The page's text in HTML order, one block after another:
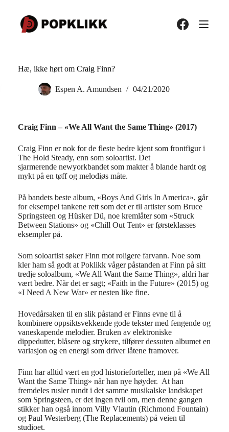
innholdet
Hæ, ikke hørt om Craig Finn?
Espen A. Amundsen 04/21/2020
Craig Finn – «We All Want the Same Thing» (2017)
Craig Finn er nok for de fleste bedre kjent som frontfigur i
The Hold Steady, enn som soloartist. Det
sjarmerende newyorkbandet som makter å blande hardt og
mykt på en tøff og melodiøs måte.
På bandets beste album, «Boys And Girls In America», går
for eksempel tankene rett som det er til artister som Bruce
Springsteen og Hüsker Dü, noe kremlåter som «Struck
Between Stations» og «Chill Out Tent» er førsteklasses
eksempler på.
Som soloartist søker Finn mot roligere farvann. Noe som
kler ham så godt at Poklikk våger påstanden at Finn på sitt
tredje soloalbum, «We All Want the Same Thing», aldri har
vært bedre. Når det er sagt; «Faith in the Future» (2015) og
«I Need A New War» er nesten like fine.
Hovedårsaken til en slik påstand er Finns evne til å
kombinere oppsiktsvekkende gode tekster med fengende og
vaneskapende melodier. Bruken av elektroniske
dippedutter, blåsere og strykere, tilfører dessuten albumet en
variasjon og en energi som driver låtene framover.
Finn har alltid vært en god historieforteller, men på «We All
Want the Same Thing» når han nye høyder. At han
fremdeles rusler rundt i det samme musikalske landskapet
som Springsteen, er det ingen tvil om, men denne gangen
stikker han også innom Villy Vlautin (Richmond Fountain)
og Paul Westerberg (The Replacements) på veien til
studioet.